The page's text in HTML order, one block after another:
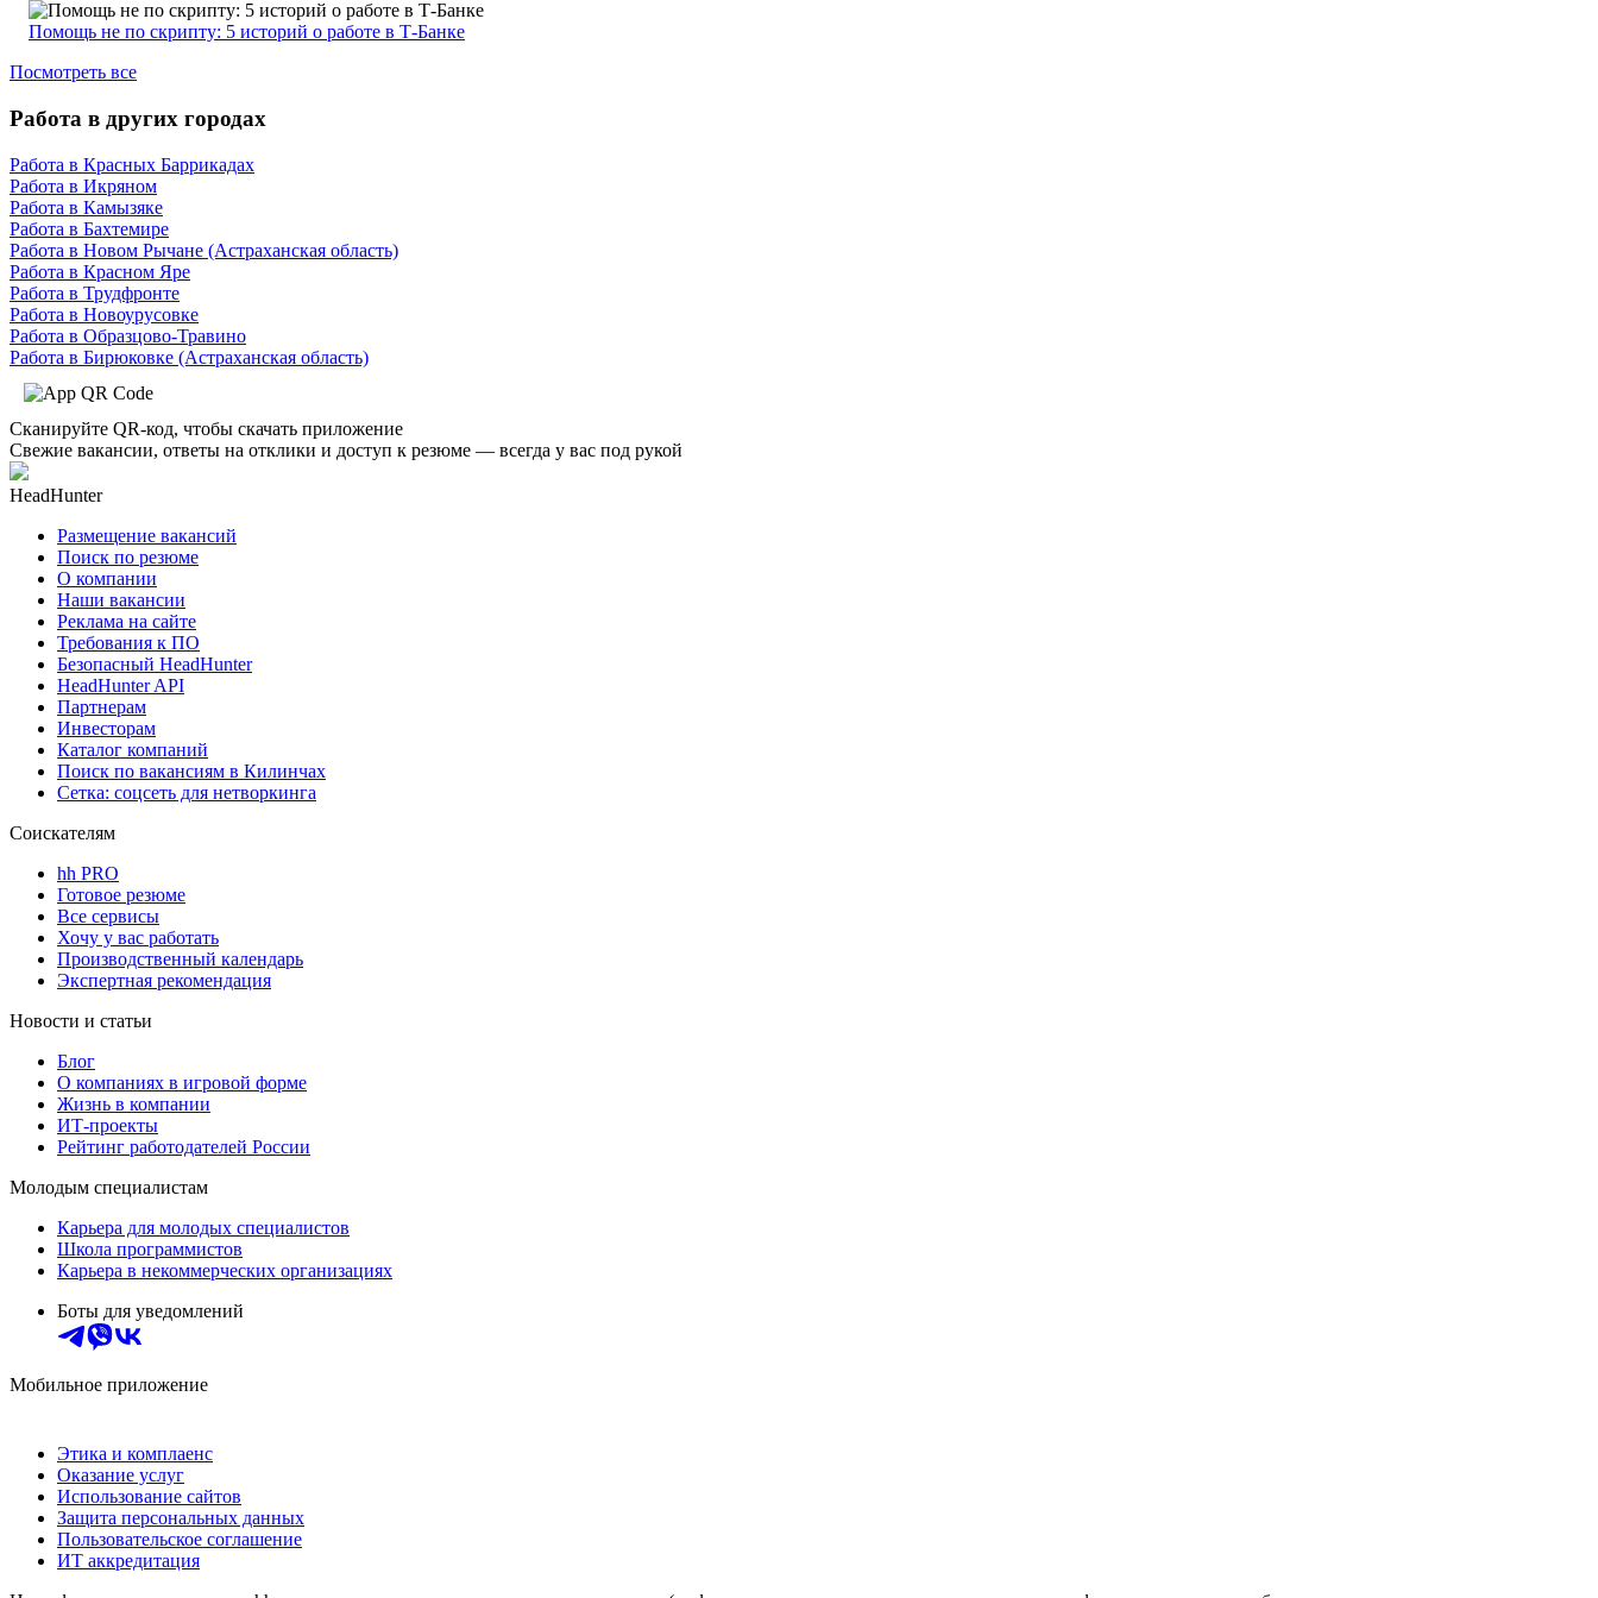
Помощь не по скрипту: 5 историй о работе в Т-Банке
Посмотреть все
Работа в других городах
Работа в Красных Баррикадах
Работа в Икряном
Работа в Камызяке
Работа в Бахтемире
Работа в Новом Рычане (Астраханская область)
Работа в Красном Яре
Работа в Трудфронте
Работа в Новоурусовке
Работа в Образцово-Травино
Работа в Бирюковке (Астраханская область)
Сканируйте QR-код, чтобы скачать приложение
Свежие вакансии, ответы на отклики и доступ к резюме — всегда у вас под рукой
HeadHunter
Размещение вакансий
Поиск по резюме
О компании
Наши вакансии
Реклама на сайте
Требования к ПО
Безопасный HeadHunter
HeadHunter API
Партнерам
Инвесторам
Каталог компаний
Поиск по вакансиям в Килинчах
Сетка: соцсеть для нетворкинга
Соискателям
hh PRO
Готовое резюме
Все сервисы
Хочу у вас работать
Производственный календарь
Экспертная рекомендация
Новости и статьи
Блог
О компаниях в игровой форме
Жизнь в компании
ИТ-проекты
Рейтинг работодателей России
Молодым специалистам
Карьера для молодых специалистов
Школа программистов
Карьера в некоммерческих организациях
Боты для уведомлений
Мобильное приложение
Этика и комплаенс
Оказание услуг
Использование сайтов
Защита персональных данных
Пользовательское соглашение
ИТ аккредитация